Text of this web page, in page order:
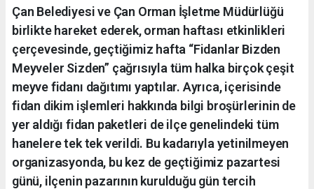
Çan Belediyesi ve Çan Orman İşletme Müdürlüğü
birlikte hareket ederek, orman haftası etkinlikleri
çerçevesinde, geçtiğimiz hafta “Fidanlar Bizden
Meyveler Sizden” çağrısıyla tüm halka birçok çeşit
meyve fidanı dağıtımı yaptılar. Ayrıca, içerisinde
fidan dikim işlemleri hakkında bilgi broşürlerinin de
yer aldığı fidan paketleri de ilçe genelindeki tüm
hanelere tek tek verildi. Bu kadarıyla yetinilmeyen
organizasyonda, bu kez de geçtiğimiz pazartesi
günü, ilçenin pazarının kurulduğu gün tercih